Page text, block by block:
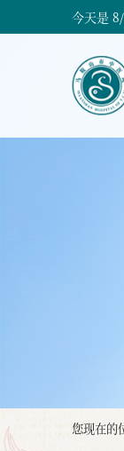
今天是
您现在的